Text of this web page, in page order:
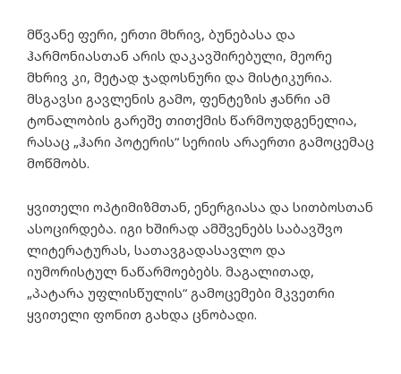
მწვანე ფერი, ერთი მხრივ, ბუნებასა და
ჰარმონიასთან არის დაკავშირებული, მეორე
მხრივ კი, მეტად ჯადოსნური და მისტიკურია.
მსგავსი გავლენის გამო, ფენტეზის ჟანრი ამ
ტონალობის გარეშე თითქმის წარმოუდგენელია,
რასაც „ჰარი პოტერის“ სერიის არაერთი გამოცემაც
მოწმობს.
ყვითელი ოპტიმიზმთან, ენერგიასა და სითბოსთან
ასოცირდება. იგი ხშირად ამშვენებს საბავშვო
ლიტერატურას, სათავგადასავლო და
იუმორისტულ ნაწარმოებებს. მაგალითად,
„პატარა უფლისწულის“ გამოცემები მკვეთრი
ყვითელი ფონით გახდა ცნობადი.